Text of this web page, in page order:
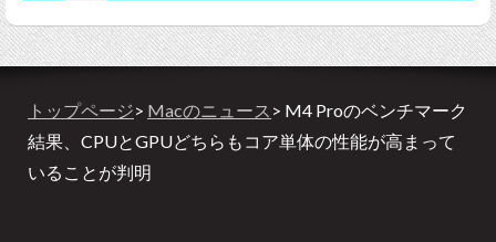
トップページ> Macのニュース > M4 Proのベンチマーク
結果、CPUとGPUどちらもコア単体の性能が高まって
いることが判明